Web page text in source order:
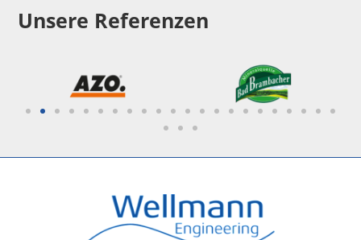
Unsere Referenzen